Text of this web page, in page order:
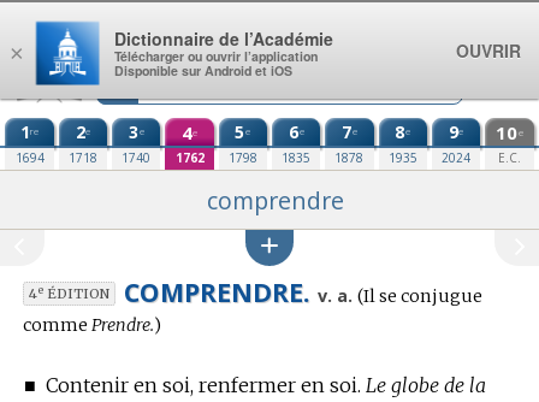
Aller au contenu
1re
1694
2e
1718
3e
1740
4e
1762
5e
1798
6e
1835
7e
1878
8e
1935
9e
2024
10e
E.C.
comprendre
4eÉDITION COMPRENDRE. v. a. Conjugaison
(Il se conjugue
comme Prendre.)
■ Contenir en soi, renfermer en soi. Le globe de la
×
Dictionnaire de l’Académie
Télécharger ou ouvrir l’application
Disponible sur Android et iOS
OUVRIR